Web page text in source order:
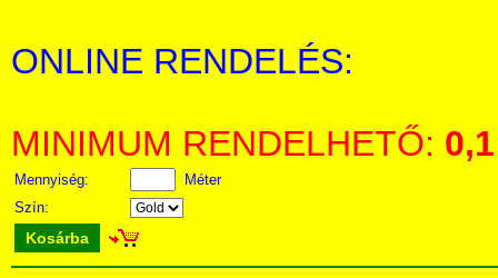
ONLINE RENDELÉS:
MINIMUM RENDELHETŐ: 0,1
Mennyiség:
Méter
Szín:
Kosárba